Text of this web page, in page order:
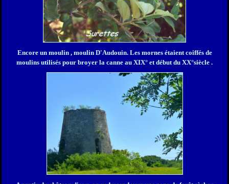
Encore un moulin , moulin D'Audouin. Les mornes étaient coiffés de
moulins utilisés pour broyer la canne au XIX° et début du XX°siècle .